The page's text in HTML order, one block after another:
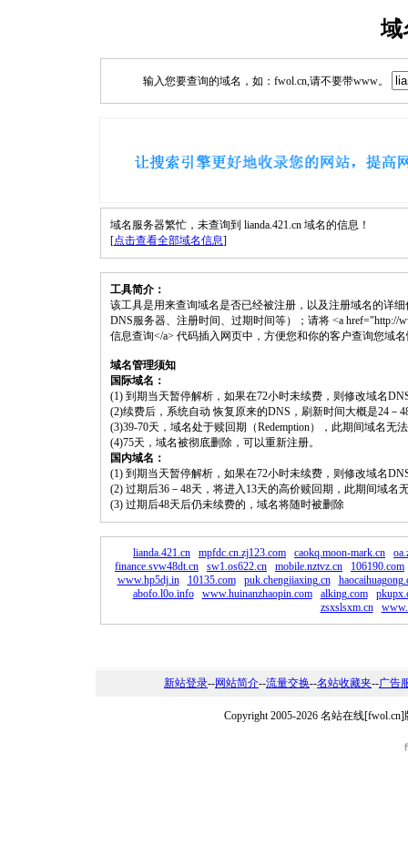
域
输入您要查询的域名，如：fwol.cn,请不要带www。
域名服务器繁忙，未查询到 lianda.421.cn 域名的信息！
[点击查看全部域名信息]
工具简介：
该工具是用来查询域名是否已经被注册，以及注册域名的详
DNS服务器、注册时间、过期时间等）；请将 <a href="http://
信息查询</a> 代码插入网页中，方便您和你的客户查询您域
域名管理须知
国际域名：
(1) 到期当天暂停解析，如果在72小时未续费，则修改域名
(2)续费后，系统自动 恢复原来的DNS，刷新时间大概是24－
(3)39-70天，域名处于赎回期（Redemption），此期间域名无
(4)75天，域名被彻底删除，可以重新注册。
国内域名：
(1) 到期当天暂停解析，如果在72小时未续费，则修改域名
(2) 过期后36－48天，将进入13天的高价赎回期，此期间域名
(3) 过期后48天后仍未续费的，域名将随时被删除
lianda.421.cn mpfdc.cn.zj123.com caokq.moon-mark.cn
finance.svw48dt.cn
sw1.os622.cn mobile.nztvz.cn
106190.com
www.hp5dj.in
10135.com puk.chengjiaxing.cn
abofo.l0o.info
www.huinanzhaopin.com alking.com
zsxslsxm.cn
新站登录--网站简介--流量交换--名站收藏夹--广告
Copyright 2005-2026 名站在线